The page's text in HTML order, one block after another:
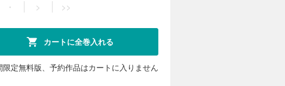
・ > >>
カートに全巻入れる
限定無料版、予約作品はカートに入りません